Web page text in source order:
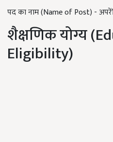
पद का नाम (Name of Post) -
शैक्षणिक योग्य
Eligibility)